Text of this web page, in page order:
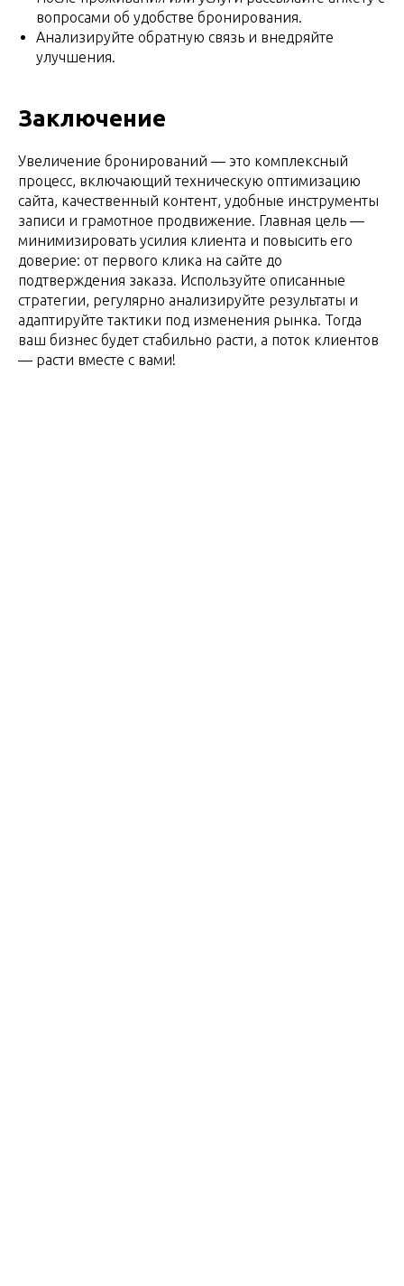
вопросами об удобстве бронирования.
Анализируйте обратную связь и внедряйте
улучшения.
Заключение
Увеличение бронирований — это комплексный
процесс, включающий техническую оптимизацию
сайта, качественный контент, удобные инструменты
записи и грамотное продвижение. Главная цель —
минимизировать усилия клиента и повысить его
доверие: от первого клика на сайте до
подтверждения заказа. Используйте описанные
стратегии, регулярно анализируйте результаты и
адаптируйте тактики под изменения рынка. Тогда
ваш бизнес будет стабильно расти, а поток клиентов
— расти вместе с вами!